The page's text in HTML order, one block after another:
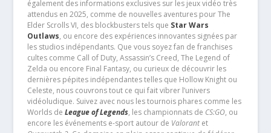
également des informations exclusives sur les jeux vidéo très
attendus en 2025, comme de nouvelles aventures pour The
Elder Scrolls VI, des blockbusters tels que Star Wars
Outlaws, ou encore des expériences innovantes signées par
les studios indépendants. Que vous soyez fan de franchises
cultes comme Call of Duty, Assassin’s Creed, The Legend of
Zelda ou encore Final Fantasy, ou curieux de découvrir les
dernières pépites indépendantes telles que Hollow Knight ou
Celeste, nous couvrons tout ce qui fait vibrer l’univers
vidéoludique. Suivez avec nous les tournois phares comme les
Worlds de League of Legends, les championnats de CS:GO, ou
encore les événements e-sport autour de Valorantet